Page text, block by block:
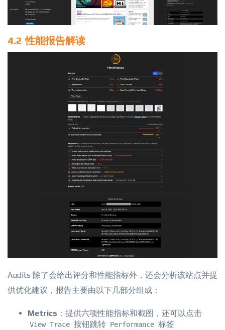
4.2 性能报告解读
Audits 除了会给出评分和性能指标外，还会分析该站点并提
供优化建议，报告主要由以下几部分组成：
Metrics ：提供六项性能指标和截图，还可以点击
View Trace 按钮跳转 Performance 标签